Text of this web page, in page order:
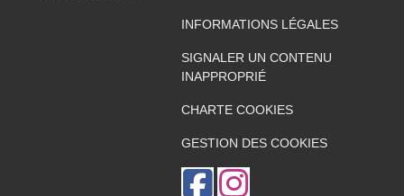
INFORMATIONS LÉGALES
SIGNALER UN CONTENU
INAPPROPRIÉ
CHARTE COOKIES
GESTION DES COOKIES